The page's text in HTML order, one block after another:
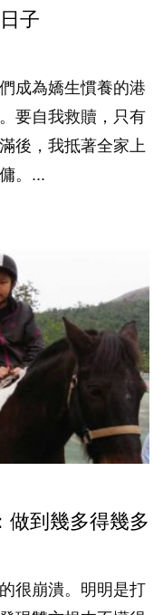
子
成為嬌生慣養的港
要自我救贖，只有
後，我抵著全家上
。...
做到幾多得幾多
很崩潰。明明是打